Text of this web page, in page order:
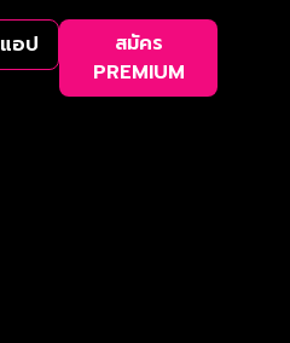
แอป
สมัคร
PREMIUM